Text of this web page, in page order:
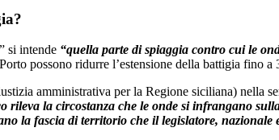
si intende “quella parte di spiaggia contro cui le
possono ridurre l’estensione della battigia fino a
amministrativa per la Regione siciliana) nella
rileva la circostanza che le onde si infrangano
la fascia di territorio che il legislatore, nazionale